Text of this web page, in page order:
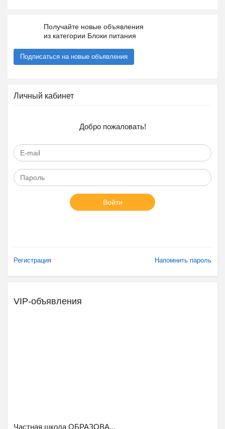
Получайте новые объявления
из категории Блоки питания
Подписаться на новые объявления
Личный кабинет
Добро пожаловать!
Войти
Регистрация Напомнить пароль
VIP-объявления
Частная школа ОБРАЗОВА...